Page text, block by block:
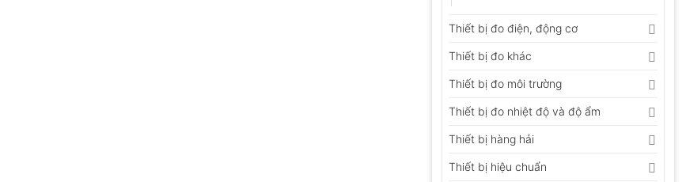
Thiết bị đo điện, động cơ
Thiết bị đo khác
Thiết bị đo môi trường
Thiết bị đo nhiệt độ và độ ẩm
Thiết bị hàng hải
Thiết bị hiệu chuẩn